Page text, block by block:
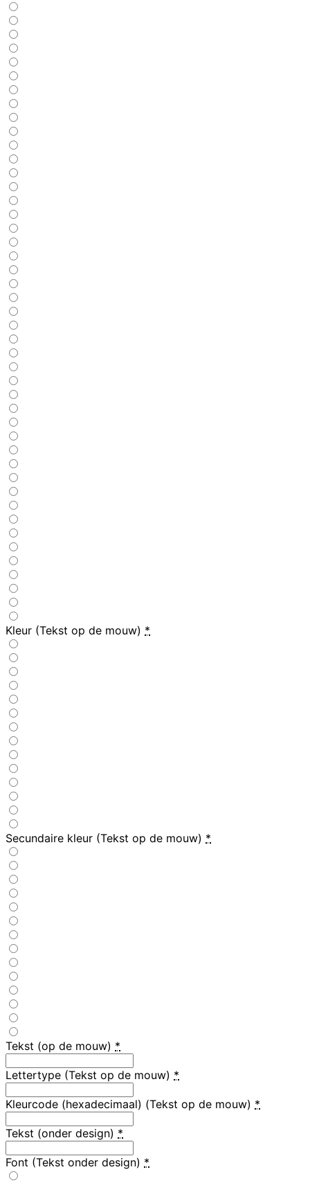
Kleur (Tekst op de mouw) *
Secundaire kleur (Tekst op de mouw) *
Tekst (op de mouw) *
Lettertype (Tekst op de mouw) *
Kleurcode (hexadecimaal) (Tekst op de mouw) *
Tekst (onder design) *
Font (Tekst onder design) *